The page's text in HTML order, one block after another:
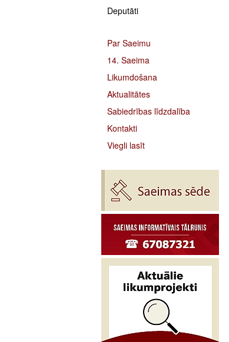
Deputāti
Par Saeimu
14. Saeima
Likumdošana
Aktualitātes
Sabiedrības līdzdalība
Kontakti
Viegli lasīt